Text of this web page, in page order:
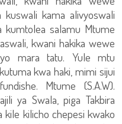
kama alivyoswali
kumtolea salamu Mtume
kwani hakika wewe
mara tatu. Yule mtu
kwa haki, mimi sijui
Mtume (S.A.W).
ya Swala, piga Takbira
kile kilicho chepesi kwako